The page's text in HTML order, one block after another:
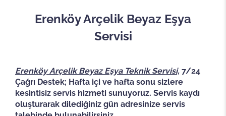
Erenköy Arçelik Beyaz Eşya
Servisi
Erenköy Arçelik Beyaz Eşya Teknik Servisi, 7/24
Çağrı Destek; Hafta içi ve hafta sonu sizlere
kesintisiz servis hizmeti sunuyoruz. Servis kaydı
oluşturarak dilediğiniz gün adresinize servis